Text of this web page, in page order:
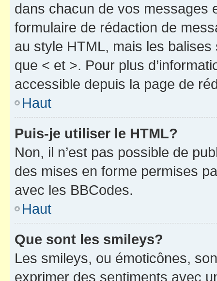
dans chacun de vos messages
formulaire de rédaction de
au style HTML, mais les
que < et >. Pour plus
accessible depuis la page de
Haut
Puis-je utiliser le HTML?
Non, il n’est pas possible de
des mises en forme permises
avec les BBCodes.
Haut
Que sont les smileys?
Les smileys, ou émoticônes,
exprimer des sentiments avec